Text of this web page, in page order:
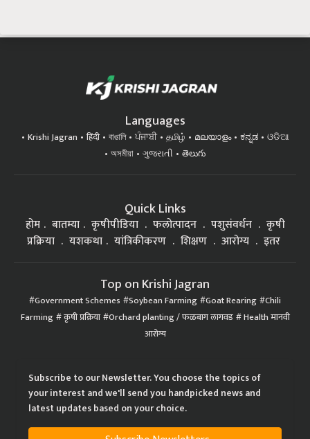
Languages
Krishi Jagran हिंदी বাঙালি ਪੰਜਾਬੀ தமிழ் മലയാളം ಕನ್ನಡ
ଓଡିଆ
অসমীয়া
ગુજરાતી తెలుగు
Quick Links
होम बातम्या कृषीपीडिया फलोत्पादन पशुसंवर्धन
कृषी
प्रक्रिया
यशकथा यांत्रिकीकरण शिक्षण आरोग्य इतर
Top on Krishi Jagran
Government Schemes Soybean Farming Goat Rearing Chili
Farming कृषी प्रक्रिया Orchard planting / फळबाग लागवड Health मानवी
आरोग्य
Subscribe to our Newsletter. You choose the topics of
your interest and we'll send you handpicked news and
latest updates based on your choice.